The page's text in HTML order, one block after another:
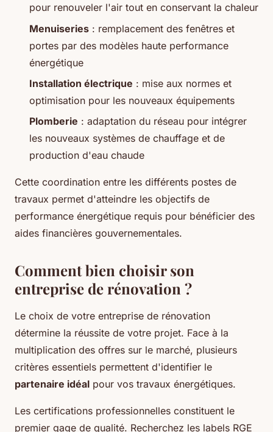
pour renouveler l'air tout en conservant la chaleur
Menuiseries : remplacement des fenêtres et
portes par des modèles haute performance
énergétique
Installation électrique : mise aux normes et
optimisation pour les nouveaux équipements
Plomberie : adaptation du réseau pour intégrer
les nouveaux systèmes de chauffage et de
production d'eau chaude
Cette coordination entre les différents postes de
travaux permet d'atteindre les objectifs de
performance énergétique requis pour bénéficier des
aides financières gouvernementales.
Comment bien choisir son
entreprise de rénovation ?
Le choix de votre entreprise de rénovation
détermine la réussite de votre projet. Face à la
multiplication des offres sur le marché, plusieurs
critères essentiels permettent d'identifier le
partenaire idéal pour vos travaux énergétiques.
Les certifications professionnelles constituent le
premier gage de qualité. Recherchez les labels RGE